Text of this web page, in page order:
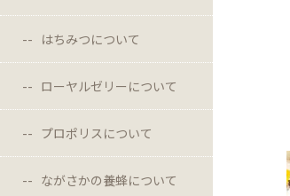
はちみつについて
ローヤルゼリーについて
プロポリスについて
ながさかの養蜂について